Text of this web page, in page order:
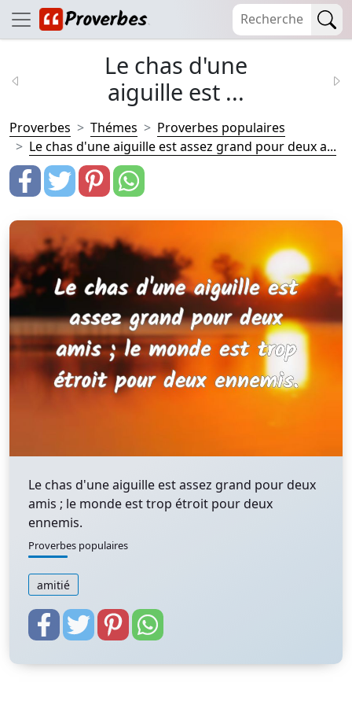
Le chas d'une
aiguille est ...
Proverbes Thémes
Proverbes populaires
Le chas d'une aiguille est assez grand pour deux a...
Le chas d'une aiguille est assez grand pour deux
amis ; le monde est trop étroit pour deux
ennemis.
Proverbes populaires
amitié